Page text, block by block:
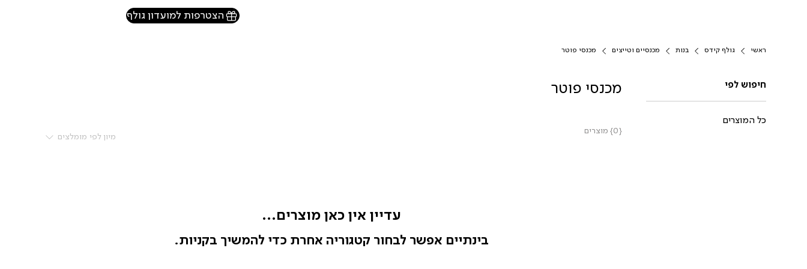
הצטרפות למועדון גולף
ראשי גולף קידס בנות מכנסיים וטייצים מכנסי פוטר
חיפוש לפי
כל המוצרים
מכנסי פוטר
{0} מוצרים
מיון לפי מומלצים
עדיין אין כאן מוצרים...
בינתיים אפשר לבחור קטגוריה אחרת כדי להמשיך בקניות.